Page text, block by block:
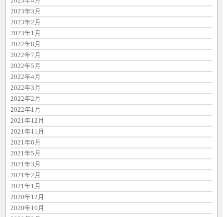
2023年3月
2023年2月
2023年1月
2022年8月
2022年7月
2022年5月
2022年4月
2022年3月
2022年2月
2022年1月
2021年12月
2021年11月
2021年6月
2021年5月
2021年3月
2021年2月
2021年1月
2020年12月
2020年10月